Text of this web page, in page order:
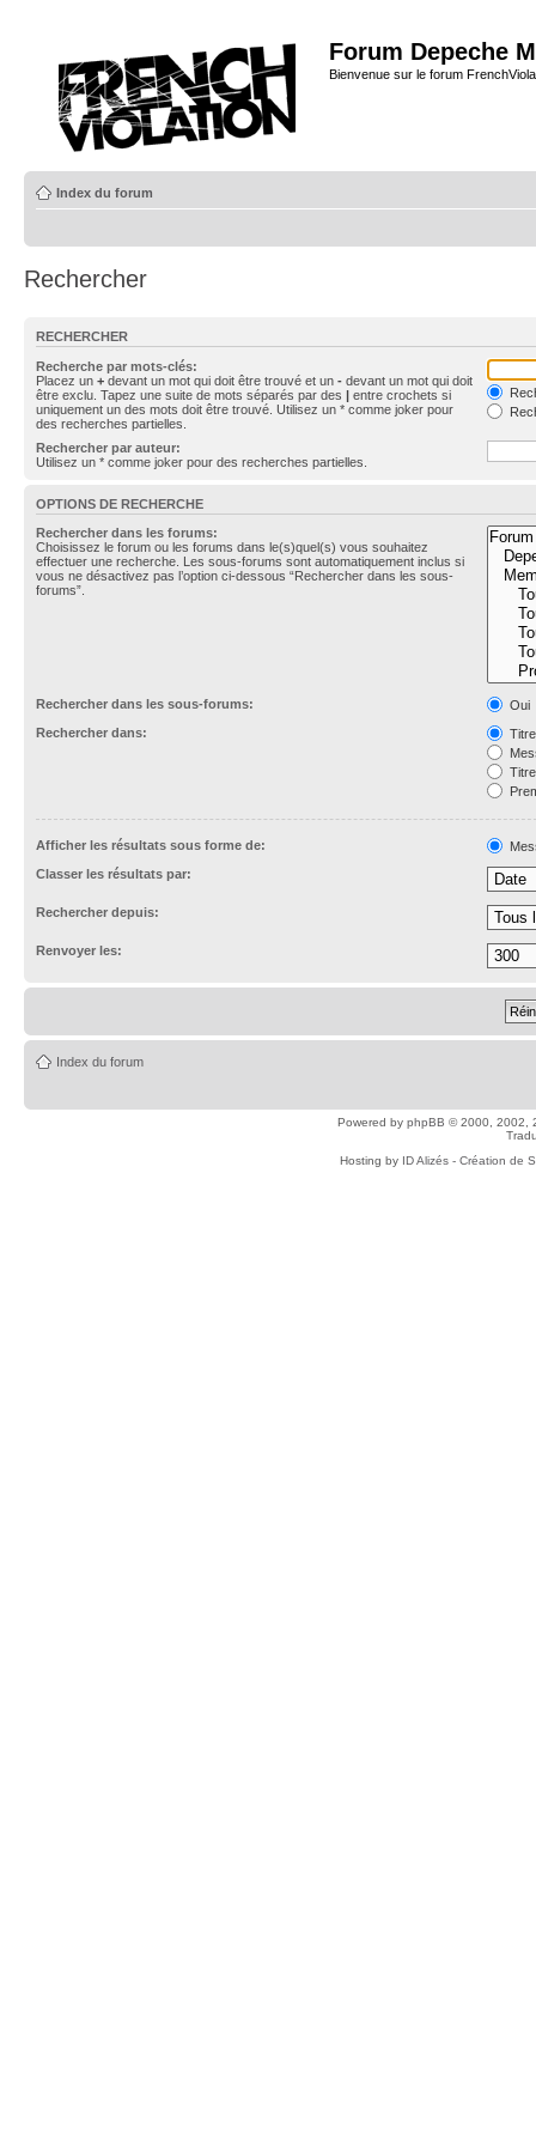
Forum Depeche
Bienvenue sur le forum
Index du forum
Rechercher
RECHERCHER
Recherche par mots-clés:
Placez un + devant un mot qui doit être trouvé et un - devant un mot qui doit
être exclu. Tapez une suite de mots séparés par des | entre crochets si
uniquement un des mots doit être trouvé. Utilisez un * comme joker pour
des recherches partielles.
Rechercher par auteur:
Utilisez un * comme joker pour des recherches partielles.
OPTIONS DE RECHERCHE
Rechercher dans les forums:
Choisissez le forum ou les forums dans le(s)quel(s) vous souhaitez
effectuer une recherche. Les sous-forums sont automatiquement inclus si
vous ne désactivez pas l’option ci-dessous “Rechercher dans les sous-
forums”.
Rechercher dans les sous-forums:
Oui
Rechercher dans:
Afficher les résultats sous forme de:
Classer les résultats par:
Rechercher depuis:
Renvoyer les:
Index du forum
Powered by phpBB © 2000, 2002,
Hosting by ID Alizés - Création de